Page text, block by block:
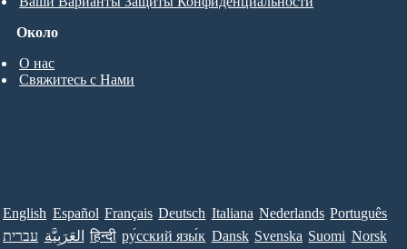
Около
О нас
Свяжитесь с Нами
English Español Français Deutsch Italiana Nederlands Português
עברית العَرَبِيَّة हिन्दी ру́сский язы́к Dansk Svenska Suomi Norsk